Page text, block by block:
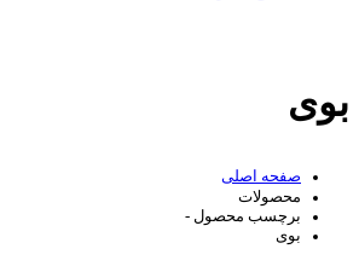
بوی
صفحه اصلی
محصولات
برچسب محصول -
بوی